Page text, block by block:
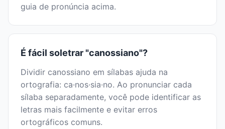
guia de pronúncia acima.
É fácil soletrar "canossiano"?
Dividir canossiano em sílabas ajuda na
ortografia: ca·nos·sia·no. Ao pronunciar cada
sílaba separadamente, você pode identificar as
letras mais facilmente e evitar erros
ortográficos comuns.